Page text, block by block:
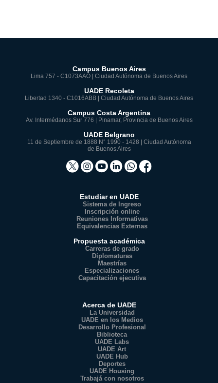
Campus Buenos Aires
Lima 757 - C1073AAO | Ciudad Autónoma de Buenos Aires
UADE Recoleta
Libertad 1340 - C1016ABB | Ciudad Autónoma de Buenos Aires
Campus Costa Argentina
Av. Intermédanos Sur 776 | Pinamar, Provincia de Buenos Aires
UADE Belgrano
11 de Septiembre de 1888 N° 1990 - 1428 | Ciudad Autónoma
de Buenos Aires
Estudiar en UADE
Sistema de Ingreso
Inscripción online
Reuniones Informativas
Equivalencias Externas
Propuesta académica
Carreras de grado
Diplomaturas
Maestrías
Especializaciones
Capacitación ejecutiva
Acerca de UADE
La Universidad
UADE en los Medios
Desarrollo Profesional
Biblioteca
UADE Labs
UADE Art
UADE Hub
Deportes
UADE Housing
Trabajá con nosotros